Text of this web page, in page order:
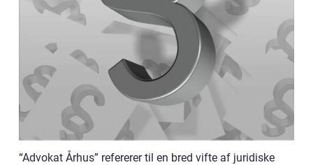
“Advokat Århus” refererer til en bred vifte af juridiske